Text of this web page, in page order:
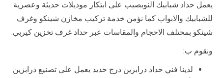
يعمل حداد شبابيك النويصيب على ابتكار موديلات حديثة وعصرية
للشبابيك والابواب كما نؤمن خدمة تركيب مخازن شينكو وغرف
شينكو بمختلف الاحجام والمقاسات عبر حداد غرف تخزين كيربي.
ونقوم ب:
لدينا فني حداد درابزين درج حديد يعمل على تصنيع درابزين